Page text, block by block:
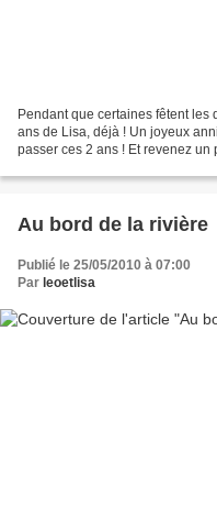
Pendant que certaines fêtent
ans de Lisa, déjà ! Un joyeux
passer ces 2 ans ! Et revenez un
Au bord de la rivière
Publié le 25/05/2010 à 07:00
Par leoetlisa